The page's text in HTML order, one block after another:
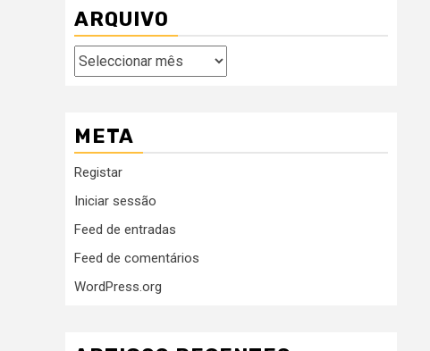
ARQUIVO
Arquivo
META
Registar
Iniciar sessão
Feed de entradas
Feed de comentários
WordPress.org